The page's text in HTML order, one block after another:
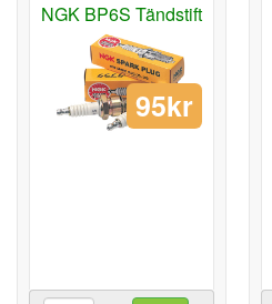
NGK BP6S Tändstift
95kr